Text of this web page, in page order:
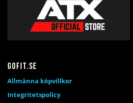
Gofit.se
Allmänna köpvillkor
Integritetspolicy